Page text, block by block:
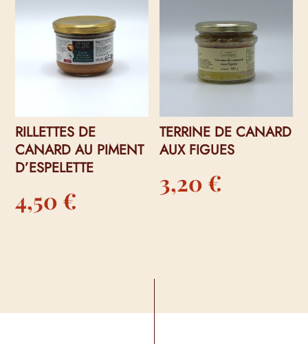
3,80 €
à
4,00 €
à
5,50 €
RILLETTES DE
CANARD AU PIMENT
D’ESPELETTE
4,50 €
TERRINE DE CANARD
AUX FIGUES
3,20 €